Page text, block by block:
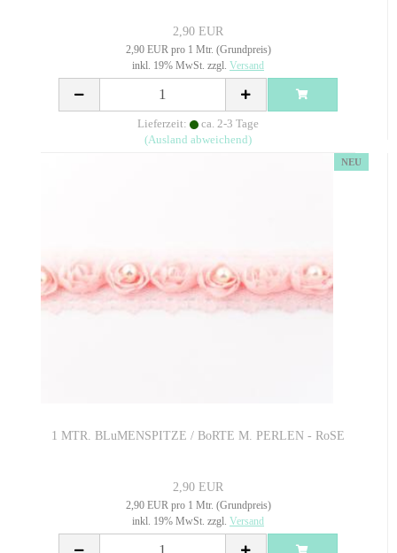
2,90 EUR
2,90 EUR pro 1 Mtr. (Grundpreis)
inkl. 19% MwSt. zzgl. Versand
Lieferzeit:
ca. 2-3 Tage
(Ausland abweichend)
NEU
1 MTR. BLuMENSPITZE / BoRTE M. PERLEN - RoSE
2,90 EUR
2,90 EUR pro 1 Mtr. (Grundpreis)
inkl. 19% MwSt. zzgl. Versand